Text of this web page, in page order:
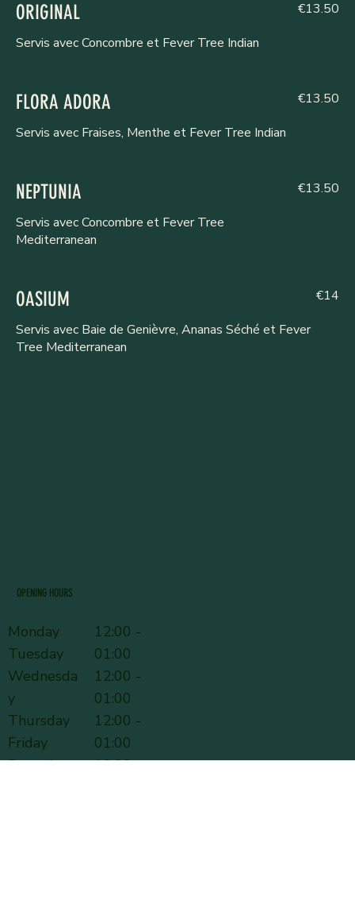
ORIGINAL
Servis avec Concombre et Fever Tree Indian
€13.50
FLORA ADORA
Servis avec Fraises, Menthe et Fever Tree Indian
€13.50
NEPTUNIA
Servis avec Concombre et Fever Tree
Mediterranean
€13.50
OASIUM
Servis avec Baie de Genièvre, Ananas Séché et Fever
Tree Mediterranean
€14
Monday
Tuesday
Wednesda
y
Thursday
Friday
Saturday
OPENING HOURS
12:00 -
01:00
12:00 -
01:00
12:00 -
01:00
12:00 -